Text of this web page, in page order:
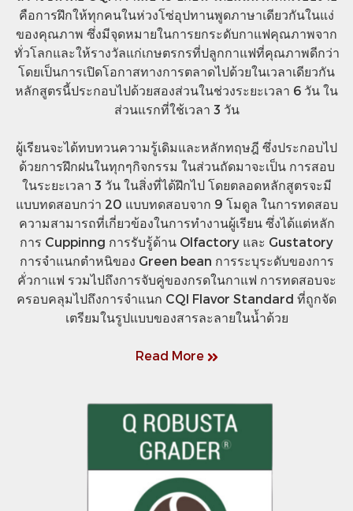
คือการฝึกให้ทุกคนในห่วงโซ่อุปทานพูดภาษาเดียวกันในแง่
ของคุณภาพ ซึ่งมีจุดหมายในการยกระดับกาแฟคุณภาพจาก
ทั่วโลกและให้รางวัลแก่เกษตรกรที่ปลูกกาแฟที่คุณภาพดีกว่า
โดยเป็นการเปิดโอกาสทางการตลาดไปด้วยในเวลาเดียวกัน
หลักสูตรนี้ประกอบไปด้วยสองส่วนในช่วงระยะเวลา 6 วัน ใน
ส่วนแรกที่ใช้เวลา 3 วัน
ผู้เรียนจะได้ทบทวนความรู้เดิมและหลักทฤษฎี ซึ่งประกอบไป
ด้วยการฝึกฝนในทุกๆกิจกรรม ในส่วนถัดมาจะเป็น การสอบ
ในระยะเวลา 3 วัน ในสิ่งที่ได้ฝึกไป โดยตลอดหลักสูตรจะมี
แบบทดสอบกว่า 20 แบบทดสอบจาก 9 โมดูล ในการทดสอบ
ความสามารถที่เกี่ยวข้องในการทำงานผู้เรียน ซึ่งได้แต่หลัก
การ Cuppinng การรับรู้ด้าน Olfactory และ Gustatory
การจำแนกตำหนิของ Green bean การระบุระดับของการ
คั่วกาแฟ รวมไปถึงการจับคู่ของกรดในกาแฟ การทดสอบจะ
ครอบคลุมไปถึงการจำแนก CQI Flavor Standard ที่ถูกจัด
เตรียมในรูปแบบของสารละลายในน้ำด้วย
Read More